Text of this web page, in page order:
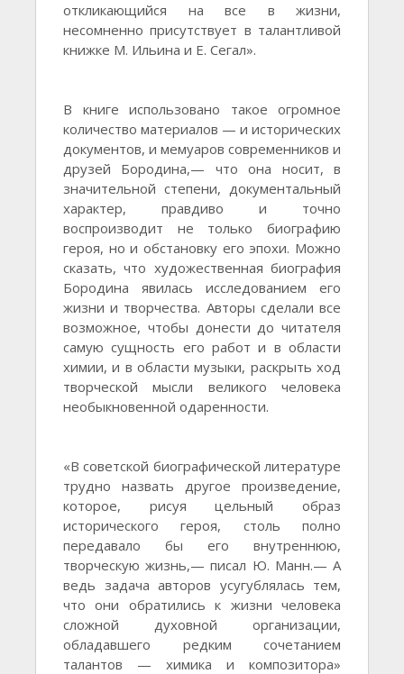
откликающийся на все в жизни,
несомненно присутствует в талантливой
книжке М. Ильина и Е. Сегал».
В книге использовано такое огромное
количество материалов — и исторических
документов, и мемуаров современников и
друзей Бородина,— что она носит, в
значительной степени, документальный
характер, правдиво и точно
воспроизводит не только биографию
героя, но и обстановку его эпохи. Можно
сказать, что художественная биография
Бородина явилась исследованием его
жизни и творчества. Авторы сделали все
возможное, чтобы донести до читателя
самую сущность его работ и в области
химии, и в области музыки, раскрыть ход
творческой мысли великого человека
необыкновенной одаренности.
«В советской биографической литературе
трудно назвать другое произведение,
которое, рисуя цельный образ
исторического героя, столь полно
передавало бы его внутреннюю,
творческую жизнь,— писал Ю. Манн.— А
ведь задача авторов усугублялась тем,
что они обратились к жизни человека
сложной духовной организации,
обладавшего редким сочетанием
талантов — химика и композитора»